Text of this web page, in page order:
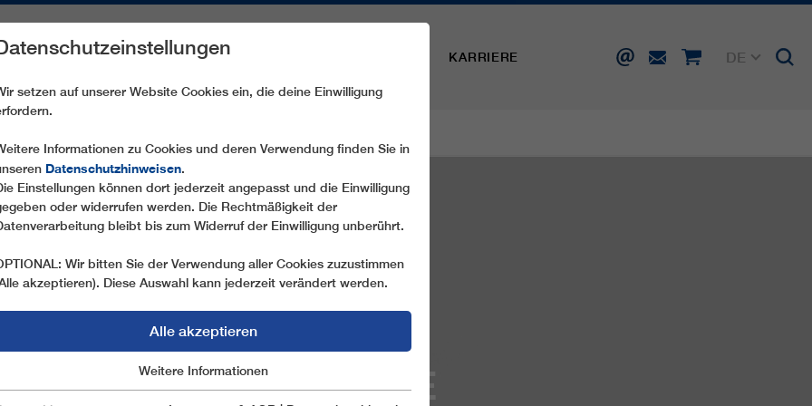
ERSATZTEILE SERVICE KARRIERE
DE
setzen auf unserer Website Cookies ein, die deine Einwilligung
Informationen zu Cookies und deren Verwendung finden Sie in
Datenschutzhinweisen.
Einstellungen können dort jederzeit angepasst und die Einwilligung
oder widerrufen werden. Die Rechtmäßigkeit der
bleibt bis zum Widerruf der Einwilligung unberührt.
Wir bitten Sie der Verwendung aller Cookies zuzustimmen
akzeptieren). Diese Auswahl kann jederzeit verändert werden.
Alle akzeptieren
Marketing
Weitere Informationen